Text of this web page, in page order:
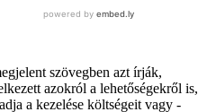
szövegben azt írják,
azokról a lehetőségekről is,
a kezelése költségeit vagy -